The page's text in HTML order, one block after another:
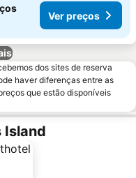
Ver preços
dos sites de reserva
haver diferenças entre as
que estão disponíveis
Island